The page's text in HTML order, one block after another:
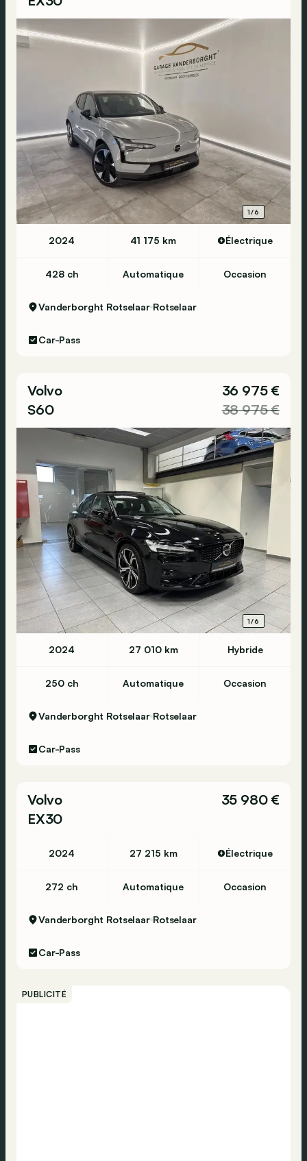
1/6
2024 41 175 km Électrique
428 ch Automatique Occasion
Vanderborght Rotselaar Rotselaar
Car-Pass
Volvo
S60
36 975 €
38 975 €
1/6
2024 27 010 km Hybride
250 ch Automatique Occasion
Vanderborght Rotselaar Rotselaar
Car-Pass
Volvo
EX30
35 980 €
2024 27 215 km Électrique
272 ch Automatique Occasion
Vanderborght Rotselaar Rotselaar
Car-Pass
PUBLICITÉ